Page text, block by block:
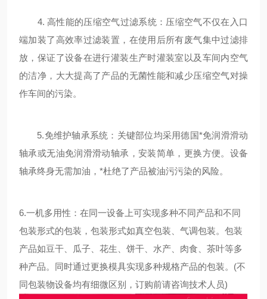
4. 高性能的压缩空气过滤系统：压缩空气不仅在入口
端加装了高效率过滤装置，在使用后所有废气集中过滤排
放，保证了设备在进行灌装生产时灌装室以及车间内空气
的洁净，大大提高了产品的无菌性能和减少压缩空气对操
作车间的污染。
5.免维护轴承系统：关键部位均采用德国*免润滑滑动
轴承或无油免润滑滑动轴承，安装简单，更换方便。设备
轴承终身无需加油，*杜绝了产品被油污污染的风险。
6.一机多用性：在同一设备上可实现多种不同产品和不同
包装形式的包装，包装形式如真空包装、气调包装。包装
产品如豆干、瓜子、花生、饼干、水产、肉食、茶叶等多
种产品。同时通过更换模具实现多种规格产品的包装。(不
同包装物设备均有细微区别，订购前请咨询技术人员)